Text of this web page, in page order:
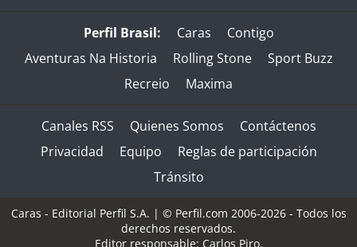
Perfil Brasil: Caras
Contigo
Aventuras Na Historia
Rolling Stone
Sport Buzz
Recreio
Maxima
Canales RSS Quienes Somos
Contáctenos
Privacidad
Equipo
Reglas de participación
Tránsito
Caras - Editorial Perfil S.A. | © Perfil.com 2006-2026 - Todos los
derechos reservados.
Editor responsable: Carlos Piro.